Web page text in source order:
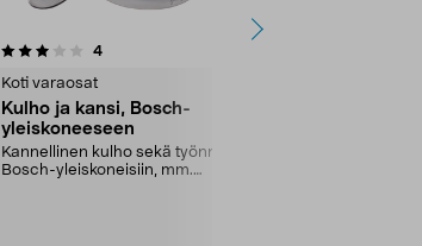
4arvostelut
Koti varaosat
Kulho ja kansi, Bosch-
yleiskoneeseen
Kannellinen kulho sekä työnnin
Bosch-yleiskoneisiin, mm.